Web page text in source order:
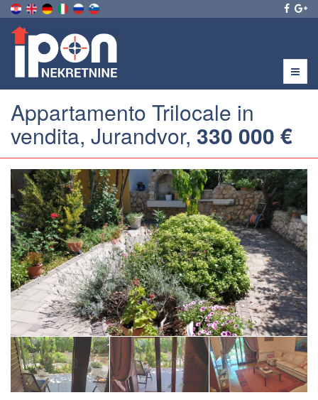
Menu
Appartamento Trilocale in
vendita, Jurandvor, 330 000 €